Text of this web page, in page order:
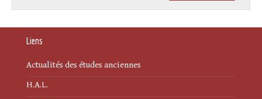
Liens
Actualités des études anciennes
H.A.L.